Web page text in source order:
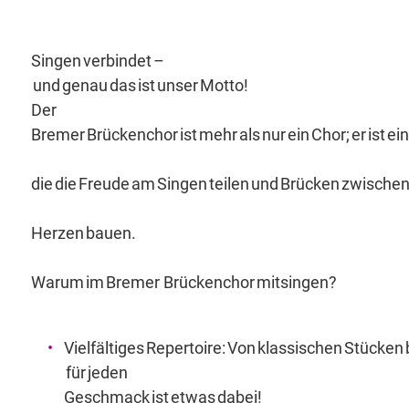
Singen verbindet –
und genau das ist unser Motto!
Der
Bremer Brückenchor ist mehr als nur ein Chor; er ist
die die Freude am Singen teilen und Brücken
Herzen bauen.
Warum im Bremer Brückenchor mitsingen?
Vielfältiges Repertoire: Von klassischen Stücken
für jeden
Geschmack ist etwas dabei!